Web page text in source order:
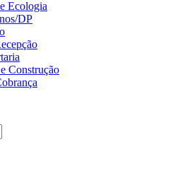
Ecologia
DP
Construção